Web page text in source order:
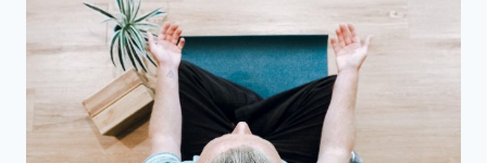
FÜR
MEHR
ZUFRIEDENHEIT
MIT
HÖRBUCH